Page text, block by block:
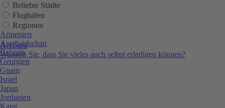
Account
Wussten Sie, dass Sie vieles auch selbst erledigen können?
Beliebte Städte
Flughäfen
Regionen
Armenien
Aserbaidschan
Bahrain
Georgien
Guam
Israel
Japan
Jordanien
Katar